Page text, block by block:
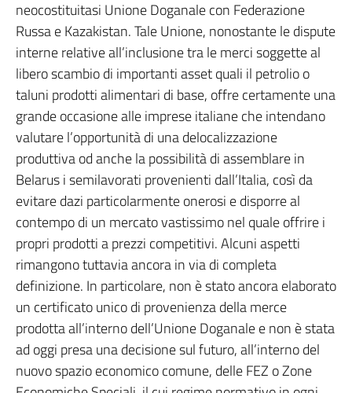
neocostituitasi Unione Doganale con Federazione
Russa e Kazakistan. Tale Unione, nonostante le dispute
interne relative all’inclusione tra le merci soggette al
libero scambio di importanti asset quali il petrolio o
taluni prodotti alimentari di base, offre certamente una
grande occasione alle imprese italiane che intendano
valutare l’opportunità di una delocalizzazione
produttiva od anche la possibilità di assemblare in
Belarus i semilavorati provenienti dall’Italia, così da
evitare dazi particolarmente onerosi e disporre al
contempo di un mercato vastissimo nel quale offrire i
propri prodotti a prezzi competitivi. Alcuni aspetti
rimangono tuttavia ancora in via di completa
definizione. In particolare, non è stato ancora elaborato
un certificato unico di provenienza della merce
prodotta all’interno dell’Unione Doganale e non è stata
ad oggi presa una decisione sul futuro, all’interno del
nuovo spazio economico comune, delle FEZ o Zone